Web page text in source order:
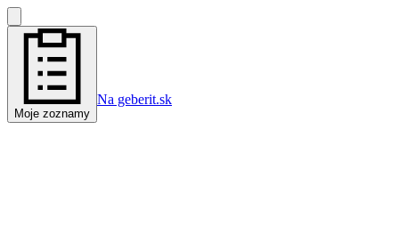
Moje zoznamy
Na geberit.sk